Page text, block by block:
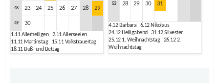
48 23 24 25 26 27 28 29
49 30
1.11Allerheiligen 2.11Allerseelen
11.11Martinstag 15.11Volkstrauertag
18.11Buß- und Bettag
53 28 29 30 31
4.12Barbara 6.12Nikolaus
24.12Heiligabend 31.12Silvester
25.121. Weihnachtstag 26.122.
Weihnachtstag